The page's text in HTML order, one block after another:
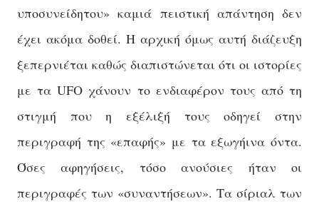
υποσυνείδητου» καμιά πειστική απάντηση δεν
έχει ακόμα δοθεί. Η αρχική όμως αυτή διάζευξη
ξεπερνιέται καθώς διαπιστώνεται ότι οι ιστορίες
με τα UFO χάνουν το ενδιαφέρον τους από τη
στιγμή που η εξέλιξή τους οδηγεί στην
περιγραφή της «επαφής» με τα εξωγήινα όντα.
Όσες αφηγήσεις, τόσο ανούσιες ήταν οι
περιγραφές των «συναντήσεων». Τα σίριαλ των